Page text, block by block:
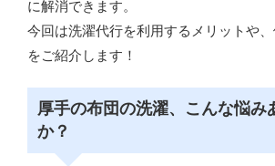
に解消できます。
今回は洗濯代行を利用するメリットや
をご紹介します！
厚手の布団の洗濯、こんな悩み
か？